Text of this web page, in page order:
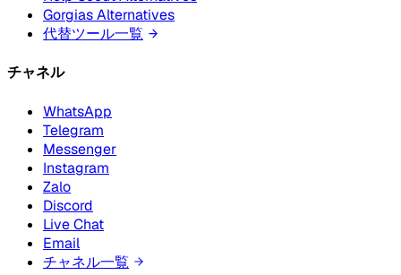
Gorgias Alternatives
代替ツール一覧
チャネル
WhatsApp
Telegram
Messenger
Instagram
Zalo
Discord
Live Chat
Email
チャネル一覧